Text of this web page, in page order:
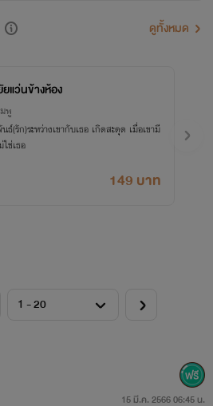
ดูทั้งหมด
แว่นข้างห้อง
พู
ธ์(รัก)ระหว่างเขากับเธอ เกิดสะดุด เมื่อเขามี
ช่เธอ
149 บาท
15 มี.ค. 2566 06:45 น.